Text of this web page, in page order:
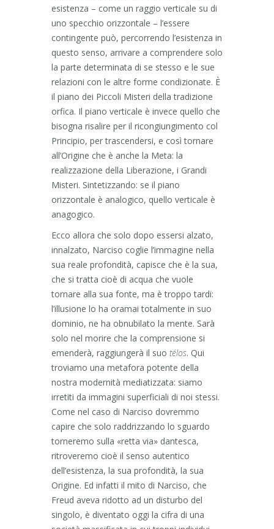
esistenza – come un raggio verticale su di
uno specchio orizzontale – l’essere
contingente può, percorrendo l’esistenza in
questo senso, arrivare a comprendere solo
la parte determinata di se stesso e le sue
relazioni con le altre forme condizionate. È
il piano dei Piccoli Misteri della tradizione
orfica. Il piano verticale è invece quello che
bisogna risalire per il ricongiungimento col
Principio, per trascendersi, e così tornare
all’Origine che è anche la Meta: la
realizzazione della Liberazione, i Grandi
Misteri. Sintetizzando: se il piano
orizzontale è analogico, quello verticale è
anagogico.
Ecco allora che solo dopo essersi alzato,
innalzato, Narciso coglie l’immagine nella
sua reale profondità, capisce che è la sua,
che si tratta cioè di acqua che vuole
tornare alla sua fonte, ma è troppo tardi:
l’illusione lo ha oramai totalmente in suo
dominio, ne ha obnubilato la mente. Sarà
solo nel morire che la comprensione si
emenderà, raggiungerà il suo télos. Qui
troviamo una metafora potente della
nostra modernità mediatizzata: siamo
irretiti da immagini superficiali di noi stessi.
Come nel caso di Narciso dovremmo
capire che solo raddrizzando lo sguardo
torneremo sulla «retta via» dantesca,
ritroveremo cioè il senso autentico
dell’esistenza, la sua profondità, la sua
Origine. Ed infatti il mito di Narciso, che
Freud aveva ridotto ad un disturbo del
singolo, è diventato oggi la cifra di una